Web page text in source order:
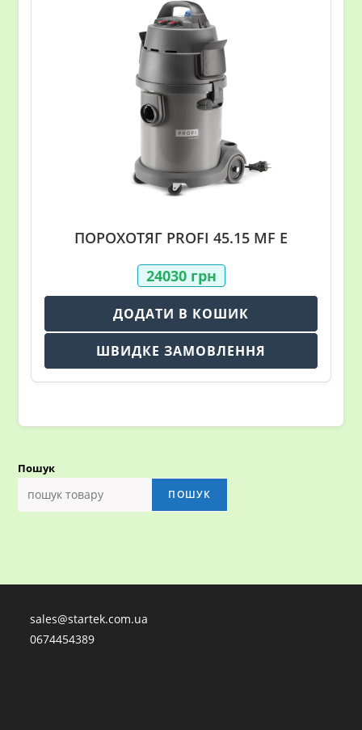
ПОРОХОТЯГ PROFI 45.15 MF E
24030 грн
ДОДАТИ В КОШИК
ШВИДКЕ ЗАМОВЛЕННЯ
Пошук
ПОШУК
sales@startek.com.ua
0674454389